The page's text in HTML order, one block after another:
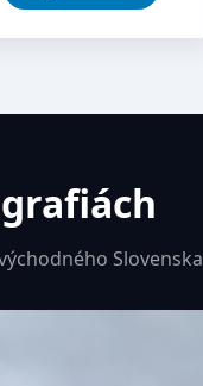
Slovenska